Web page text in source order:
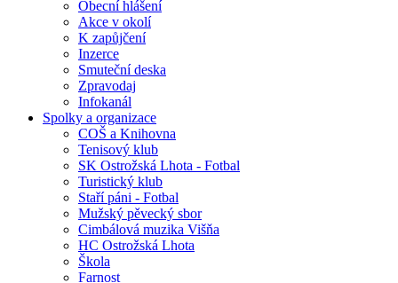
Obecní hlášení
Akce v okolí
K zapůjčení
Inzerce
Smuteční deska
Zpravodaj
Infokanál
Spolky a organizace
COŠ a Knihovna
Tenisový klub
SK Ostrožská Lhota - Fotbal
Turistický klub
Staří páni - Fotbal
Mužský pěvecký sbor
Cimbálová muzika Višňa
HC Ostrožská Lhota
Škola
Farnost